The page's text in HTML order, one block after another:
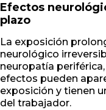
Efectos
plazo
La exposición
neurológico
neuropatía
efectos pueden
exposición y tienen
del trabajador.